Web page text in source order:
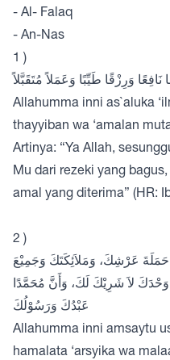
- Al- Falaq
- An-Nas
1 )
نَافِعًا وَرِزْقًا طَيِّبًا وَعَمَلاً مُتَقَبَّلاً
Allahumma inni as`aluka
thayyiban wa ‘amalan
Artinya: “Ya Allah,
Mu dari rezeki yang
amal yang diterima” (HR:
2 )
عَرْشِكَ، وَمَلاَئِكَتَكَ وَجَمِيْعَ
وَحْدَكَ لاَ شَرِيْكَ لَكَ، وَأَنَّ مُحَمَّدًا
عَبْدُكَ وَرَسُوْلُكَ
Allahumma inni amsaytu
hamalata ‘arsyika wa